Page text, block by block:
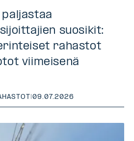
suosikit:
rahastot
viimeisenä
|09.07.2026